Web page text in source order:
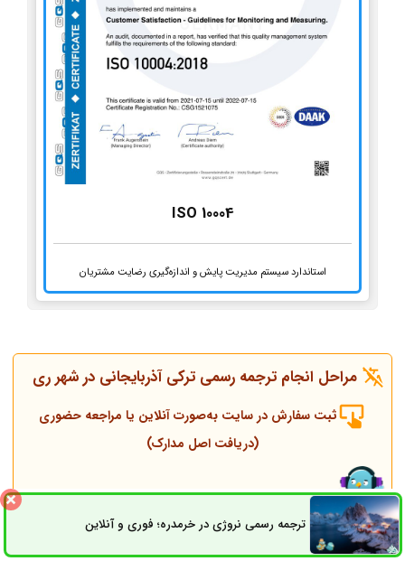
ISO 10004
استاندارد سیستم مدیریت پایش و اندازه‌گیری رضایت مشتریان
مراحل انجام ترجمه رسمی ترکی آذربایجانی در شهر ری
ثبت سفارش در سایت به‌صورت آنلاین یا مراجعه حضوری
(دریافت اصل مدارک)
تماس همکاران و مشاوره قبل از انجام ترجمه
انجام ترجمه، مهر و پلمپ توسط مترجم رسمی
ترجمه رسمی نروژی در خرمدره؛ فوری و آنلاینثبت سفارش راه های ارتباطی